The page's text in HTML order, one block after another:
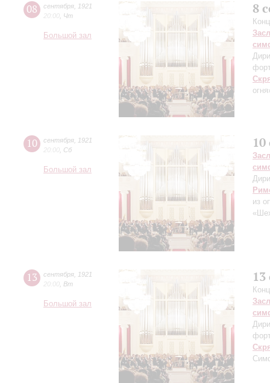
08 сентября
1921
20:00 Чт
Большой зал
8
10 сентября
1921
20:00 Сб
Большой зал
10
из
13 сентября
1921
20:00 Вт
Большой зал
13